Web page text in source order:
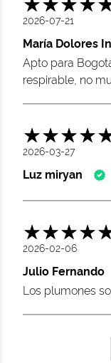
2026-07-21
María Dolores
Apto para
respirable, no
2026-03-27
Luz miryan
2026-02-06
Julio Fernando
Los plumones